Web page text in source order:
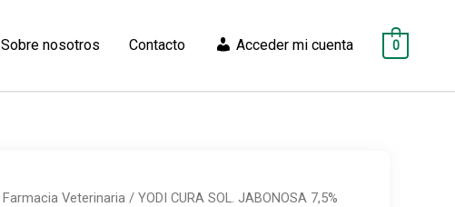
Sobre nosotros Contacto Acceder mi cuenta 0
Farmacia Veterinaria/ YODI CURA SOL. JABONOSA 7,5%